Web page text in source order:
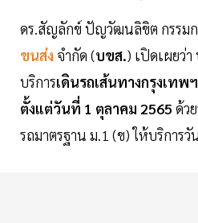
ดร.สัญลักข์ ปัญวัฒนลิขิต กรรม
ขนส่ง จำกัด (บขส.) เปิดเผยว่
บริการเดินรถเส้นทางกรุงเทพฯ
ตั้งแต่วันที่ 1 ตุลาคม 2565 ด้ว
รถมาตรฐาน ม.1 (ข) ให้บริการ